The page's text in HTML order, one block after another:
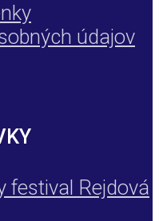
údajov
festival Rejdová